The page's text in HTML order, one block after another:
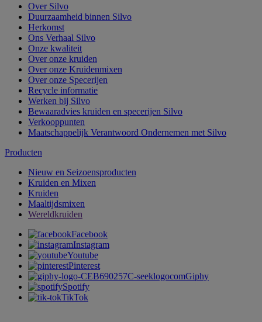
Over Silvo
Duurzaamheid binnen Silvo
Herkomst
Ons Verhaal Silvo
Onze kwaliteit
Over onze kruiden
Over onze Kruidenmixen
Over onze Specerijen
Recycle informatie
Werken bij Silvo
Bewaaradvies kruiden en specerijen Silvo
Verkooppunten
Maatschappelijk Verantwoord Ondernemen met Silvo
Producten
Nieuw en Seizoensproducten
Kruiden en Mixen
Kruiden
Maaltijdsmixen
Wereldkruiden
Facebook
Instagram
Youtube
Pinterest
Giphy
Spotify
TikTok